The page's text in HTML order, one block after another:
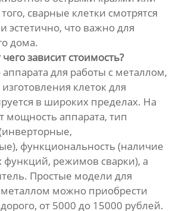
сварные клетки смотрятся
эстетично, что важно для
дома.
зависит стоимость?
для работы с металлом,
клеток для
в широких пределах. На
мощность аппарата, тип
функциональность (наличие
режимов сварки), а
Простые модели для
можно приобрести
от 5000 до 15000 рублей.